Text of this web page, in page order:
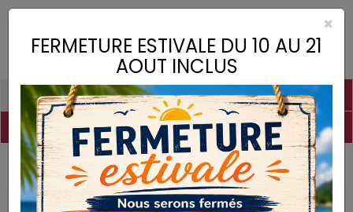
Toggle
PIGMENTS CHAUX CHARGES LIANTS
COLLES DROGUERIE MATÉRIEL DESTOCKAGE
Pigments Vert Turquoise
×
FERMETURE ESTIVALE DU 10 AU 21
AOUT INCLUS